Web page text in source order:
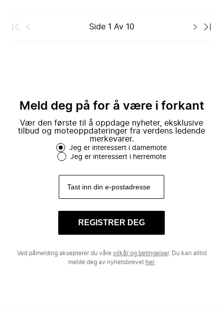
Side 1 Av 10
Meld deg på for å være i forkant
Vær den første til å oppdage nyheter, eksklusive
tilbud og moteoppdateringer fra verdens ledende
merkevarer.
Jeg er interessert i damemote
Jeg er interessert i herremote
REGISTRER DEG
Ved påmelding aksepterer du våre vilkår og betingelser. Du kan alltid
melde deg av nyhetsbrevet her.